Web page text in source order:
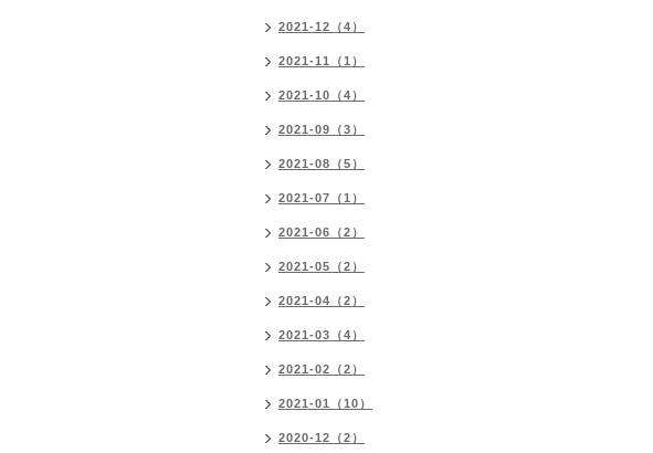
2021-12（4）
2021-11（1）
2021-10（4）
2021-09（3）
2021-08（5）
2021-07（1）
2021-06（2）
2021-05（2）
2021-04（2）
2021-03（4）
2021-02（2）
2021-01（10）
2020-12（2）